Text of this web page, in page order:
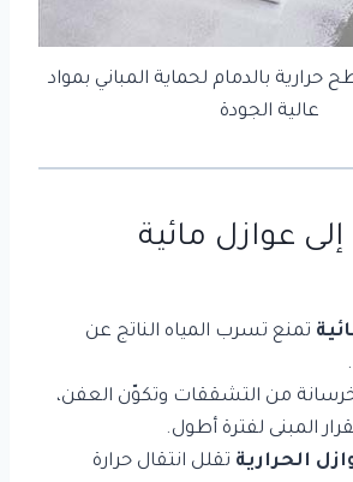
بالدمام لحماية المباني بمواد
عالية الجودة
إلى عوازل مائية
تمنع تسرب المياه الناتج عن
من التشققات وتكوّن العفن،
المبنى لفترة أطول.
الحرارية تقلل انتقال حرارة